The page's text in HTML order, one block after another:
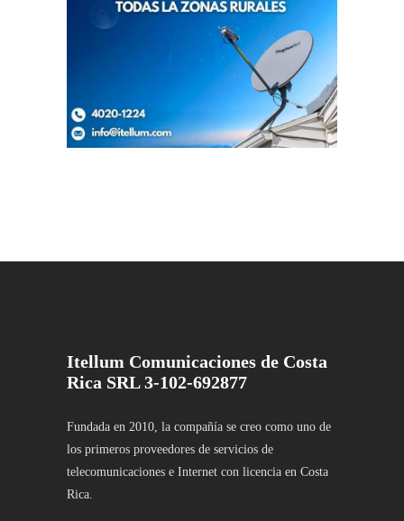
Itellum Comunicaciones de Costa
Rica SRL 3-102-692877
Fundada en 2010, la compañía se creo como uno de
los primeros proveedores de servicios de
telecomunicaciones e Internet con licencia en Costa
Rica.